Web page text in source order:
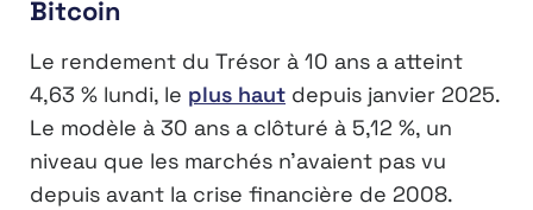
Bitcoin
Le rendement du Trésor à 10 ans a atteint
4,63 % lundi, le plus haut depuis janvier 2025.
Le modèle à 30 ans a clôturé à 5,12 %, un
niveau que les marchés n’avaient pas vu
depuis avant la crise financière de 2008.